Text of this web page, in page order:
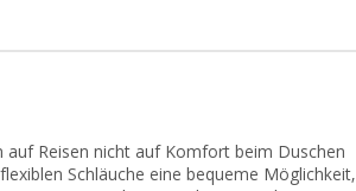
Reisen nicht auf Komfort beim Duschen
Schläuche eine bequeme